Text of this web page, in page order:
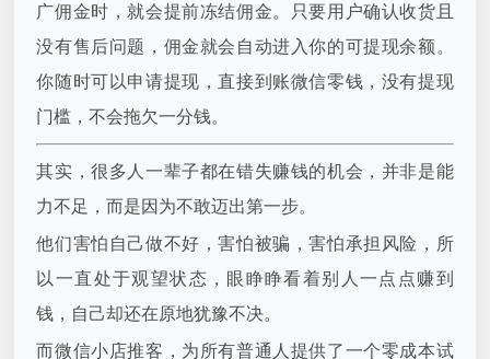
广佣金时，就会提前冻结佣金。只要用户确认收货且
没有售后问题，佣金就会自动进入你的可提现余额。
你随时可以申请提现，直接到账微信零钱，没有提现
门槛，不会拖欠一分钱。
其实，很多人一辈子都在错失赚钱的机会，并非是能
力不足，而是因为不敢迈出第一步。
他们害怕自己做不好，害怕被骗，害怕承担风险，所
以一直处于观望状态，眼睁睁看着别人一点点赚到
钱，自己却还在原地犹豫不决。
而微信小店推客，为所有普通人提供了一个零成本试